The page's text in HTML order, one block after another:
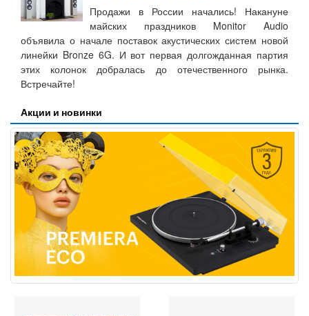
Продажи в России начались! Накануне
майских праздников Monitor Audio
объявила о начале поставок акустических систем новой
линейки Bronze 6G. И вот первая долгожданная партия
этих колонок добралась до отечественного рынка.
Встречайте!
Акции и новинки